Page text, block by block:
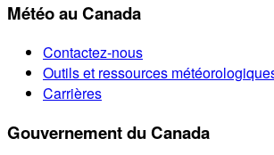
Météo au Canada
Contactez-nous
Outils et ressources
Carrières
Gouvernement du Canada